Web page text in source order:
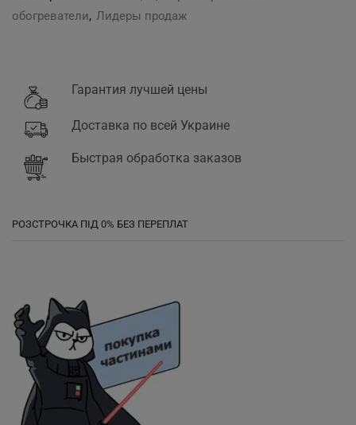
обогреватели, Лидеры продаж
Гарантия лучшей цены
Доставка по всей Украине
Быстрая обработка заказов
РОЗСТРОЧКА ПІД 0% БЕЗ ПЕРЕПЛАТ